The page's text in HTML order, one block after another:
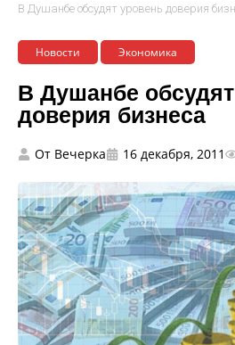
В Душанбе обсудят уровень доверия
Новости Экономика
В Душанбе
доверия бизнеса
От Вечерка 16 декабря, 2011